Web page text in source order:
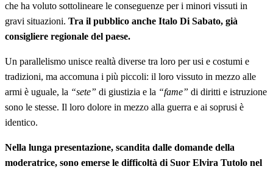
che ha voluto sottolineare le conseguenze per i minori vissuti in
gravi situazioni. Tra il pubblico anche Italo Di Sabato, già
consigliere regionale del paese.
Un parallelismo unisce realtà diverse tra loro per usi e costumi e
tradizioni, ma accomuna i più piccoli: il loro vissuto in mezzo alle
armi è uguale, la “sete” di giustizia e la “fame” di diritti e istruzione
sono le stesse. Il loro dolore in mezzo alla guerra e ai soprusi è
identico.
Nella lunga presentazione, scandita dalle domande della
moderatrice, sono emerse le difficoltà di Suor Elvira Tutolo nel